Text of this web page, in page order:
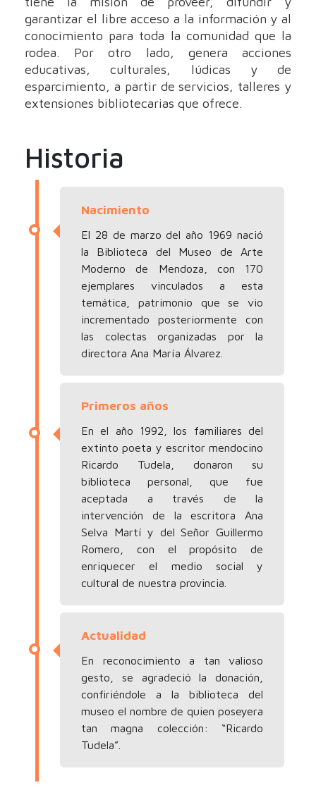
garantizar el libre acceso a la información y al
conocimiento para toda la comunidad que la
rodea. Por otro lado, genera acciones
educativas, culturales, lúdicas y de
esparcimiento, a partir de servicios, talleres y
extensiones bibliotecarias que ofrece.
Historia
Nacimiento
El 28 de marzo del año 1969 nació
la Biblioteca del Museo de Arte
Moderno de Mendoza, con 170
ejemplares vinculados a esta
temática, patrimonio que se vio
incrementado posteriormente con
las colectas organizadas por la
directora Ana María Álvarez.
Primeros años
En el año 1992, los familiares del
extinto poeta y escritor mendocino
Ricardo Tudela, donaron su
biblioteca personal, que fue
aceptada a través de la
intervención de la escritora Ana
Selva Martí y del Señor Guillermo
Romero, con el propósito de
enriquecer el medio social y
cultural de nuestra provincia.
Actualidad
En reconocimiento a tan valioso
gesto, se agradeció la donación,
confiriéndole a la biblioteca del
museo el nombre de quien poseyera
tan magna colección: “Ricardo
Tudela”.